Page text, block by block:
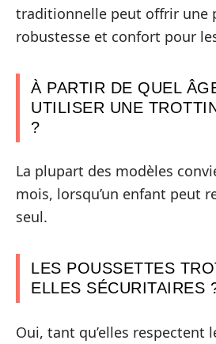
traditionnelle peut offrir une
robustesse et confort pour
À PARTIR DE QUEL
UTILISER UNE
?
La plupart des modèles
mois, lorsqu’un enfant peut
seul.
LES POUSSETTES
ELLES SÉCURITAIRES
Oui, tant qu’elles respectent